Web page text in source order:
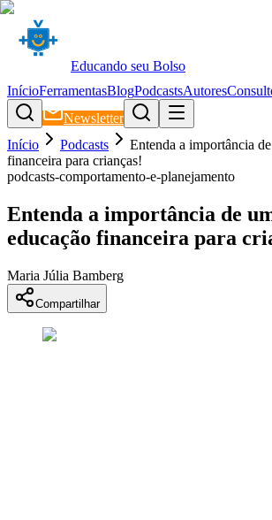
Educando seu Bolso
InícioFerramentasBlogPodcastsAutores
Newsletter
Início
Podcasts
Entenda a importância
financeira para crianças!
podcasts-comportamento-e-planejamento
Entenda a importância de
educação financeira para
Maria Júlia Bamberg
Compartilhar